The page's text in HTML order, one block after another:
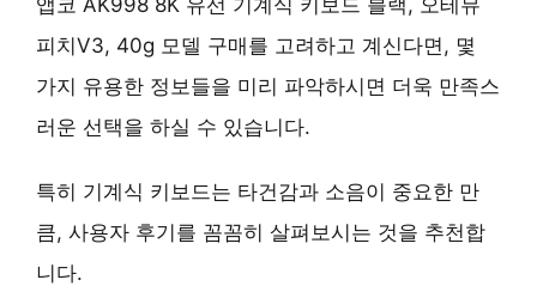
피치V3, 40g 모델 구매를 고려하고 계신다면, 몇
가지 유용한 정보들을 미리 파악하시면 더욱 만족스
러운 선택을 하실 수 있습니다.
특히 기계식 키보드는 타건감과 소음이 중요한 만
큼, 사용자 후기를 꼼꼼히 살펴보시는 것을 추천합
니다.